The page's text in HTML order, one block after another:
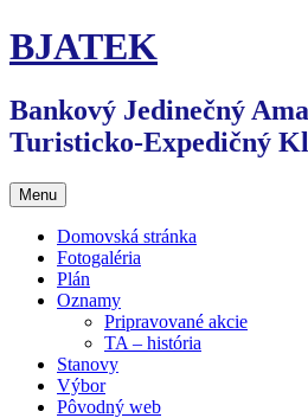
Preskočiť
na
BJATEK
Bankový Jedinečný
Turisticko-Expedičný
Menu
Domovská stránka
Fotogaléria
Plán
Oznamy
Pripravované akcie
TA – história
Stanovy
Výbor
Pôvodný web